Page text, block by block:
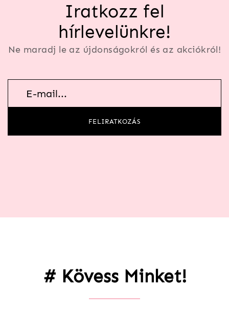
Iratkozz fel
hírlevelünkre!
Ne maradj le az újdonságokról és az akciókról!
feliratkozás
FELIRATKOZÁS
# Kövess Minket!